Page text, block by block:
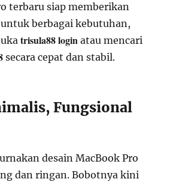
terbaru siap memberikan
berbagai kebutuhan,
trisula88 login atau mencari
secara cepat dan stabil.
Fungsional
desain MacBook Pro
dan ringan. Bobotnya kini